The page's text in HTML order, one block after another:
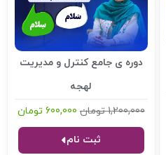
دوره ی جامع کنترل و مدیریت
لهجه
1,200,000 تومان 600,000 تومان
ثبت نام